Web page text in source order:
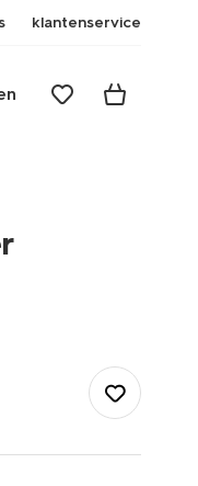
klantenservice